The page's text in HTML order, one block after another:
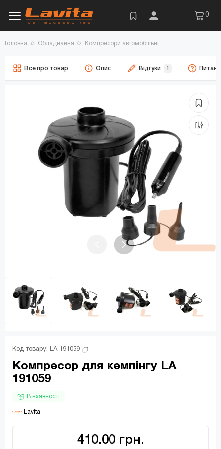
0
Головна Обладнання Компресори автомобільні
Все про товар Опис Відгуки 1
Код товару: LA 191059
Компресор для кемпінгу LA
191059
В наявності
Lavita
410.00 грн.